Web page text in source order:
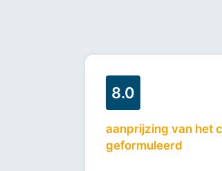
8.0
aanprijzing van het
geformuleerd